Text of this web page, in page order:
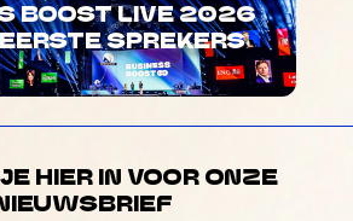
BOOST LIVE 2026
SPREKERS
HIER IN VOOR ONZE